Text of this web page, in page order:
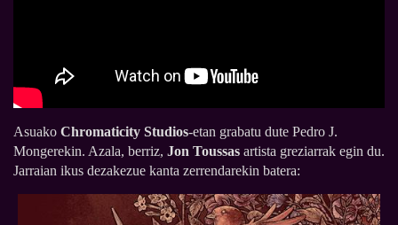
Asuako Chromaticity Studios-etan grabatu dute Pedro J.
Mongerekin. Azala, berriz, Jon Toussas artista greziarrak egin du.
Jarraian ikus dezakezue kanta zerrendarekin batera: